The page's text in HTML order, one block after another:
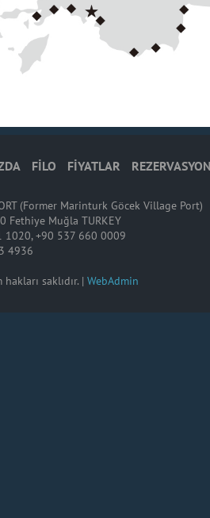
FİLO FİYATLAR
(Former Marinturk Göcek Village Port)
Fethiye Muğla TURKEY
1020, +90 537 660 0009
4936
saklıdır. | WebAdmin